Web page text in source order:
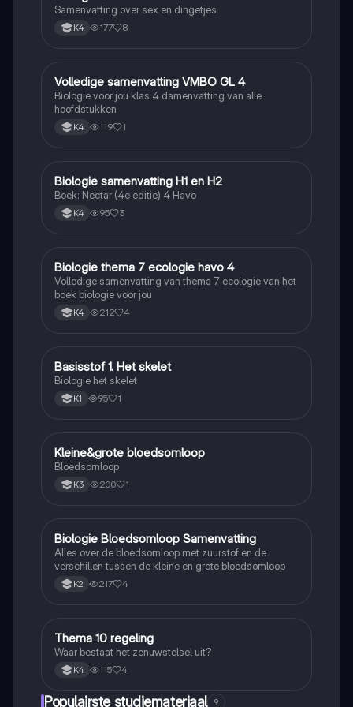
Samenvatting over sex en dingetjes
K4 177 8
Biologie
Volledige samenvatting VMBO GL 4
Biologie voor jou klas 4 damenvatting van alle
hoofdstukken
K4 119 1
Biologie
Biologie samenvatting H1 en H2
Boek: Nectar (4e editie) 4 Havo
K4 95 3
Biologie
Biologie thema 7 ecologie havo 4
Volledige samenvatting van thema 7 ecologie van het
boek biologie voor jou
K4 212 4
Biologie
Basisstof 1. Het skelet
Biologie het skelet
K1 95 1
Biologie
Kleine&grote bloedsomloop
Bloedsomloop
K3 200 1
Biologie
Biologie Bloedsomloop Samenvatting
Alles over de bloedsomloop met zuurstof en de
verschillen tussen de kleine en grote bloedsomloop
K2 217 4
Biologie
Thema 10 regeling
Waar bestaat het zenuwstelsel uit?
K4 115 4
Populairste studiemateriaal 9